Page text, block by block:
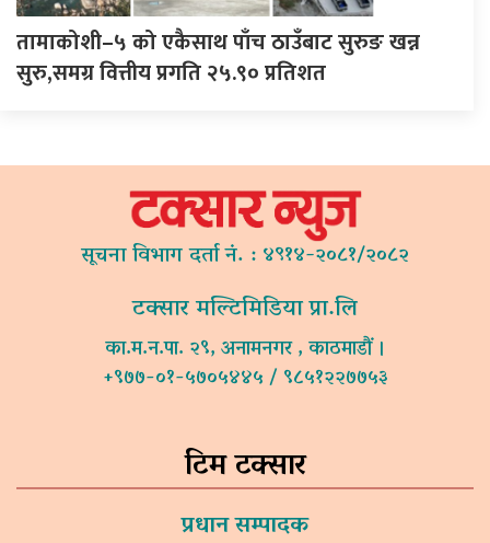
तामाकोशी–५ को एकैसाथ पाँच ठाउँबाट सुरुङ खन्न
सुरु,समग्र वित्तीय प्रगति २५.९० प्रतिशत
सूचना विभाग दर्ता नं. : ४९१४-२०८१/२०८२
टक्सार मल्टिमिडिया प्रा.लि
का.म.न.पा. २९, अनामनगर , काठमाडौं ।
+९७७-०१-५७०५४४५ / ९८५१२२७७५३
टिम टक्सार
प्रधान सम्पादक